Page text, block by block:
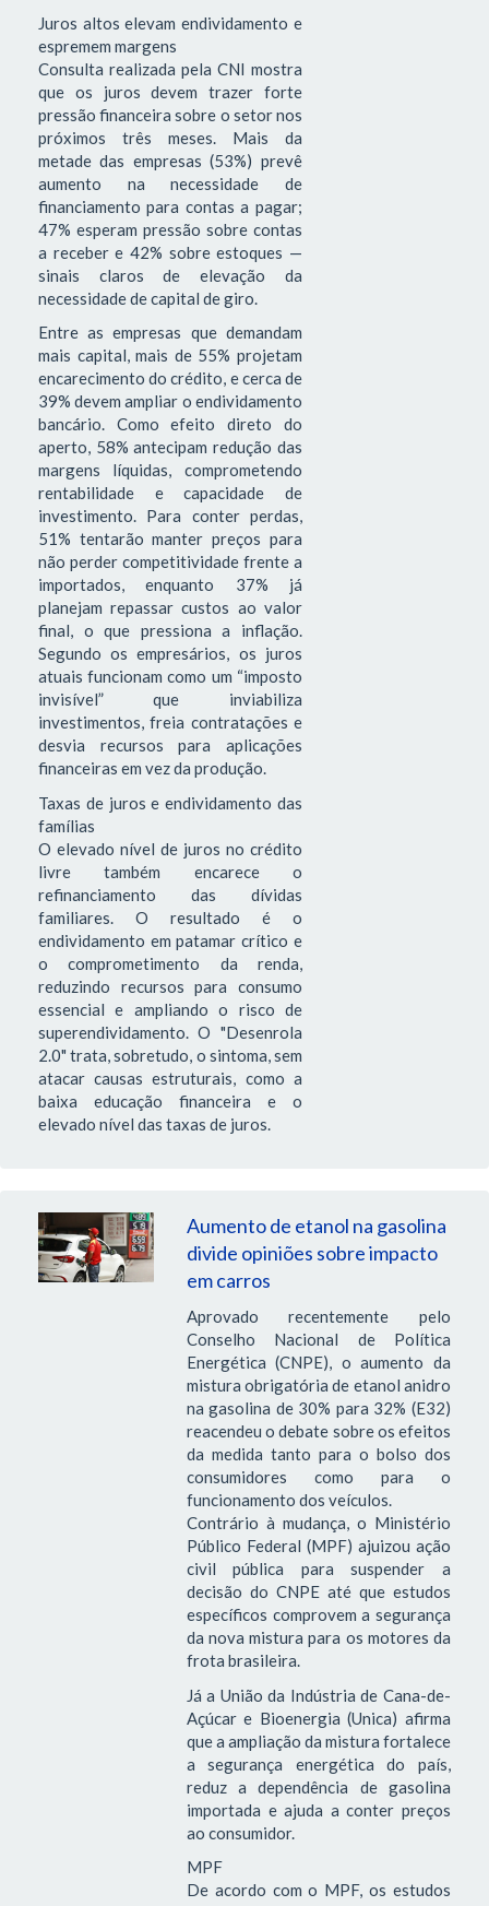
Juros altos elevam endividamento e
espremem margens
Consulta realizada pela CNI mostra
que os juros devem trazer forte
pressão financeira sobre o setor nos
próximos três meses. Mais da
metade das empresas (53%) prevê
aumento na necessidade de
financiamento para contas a pagar;
47% esperam pressão sobre contas
a receber e 42% sobre estoques —
sinais claros de elevação da
necessidade de capital de giro.
Entre as empresas que demandam
mais capital, mais de 55% projetam
encarecimento do crédito, e cerca de
39% devem ampliar o endividamento
bancário. Como efeito direto do
aperto, 58% antecipam redução das
margens líquidas, comprometendo
rentabilidade e capacidade de
investimento. Para conter perdas,
51% tentarão manter preços para
não perder competitividade frente a
importados, enquanto 37% já
planejam repassar custos ao valor
final, o que pressiona a inflação.
Segundo os empresários, os juros
atuais funcionam como um “imposto
invisível” que inviabiliza
investimentos, freia contratações e
desvia recursos para aplicações
financeiras em vez da produção.
Taxas de juros e endividamento das
famílias
O elevado nível de juros no crédito
livre também encarece o
refinanciamento das dívidas
familiares. O resultado é o
endividamento em patamar crítico e
o comprometimento da renda,
reduzindo recursos para consumo
essencial e ampliando o risco de
superendividamento. O "Desenrola
2.0" trata, sobretudo, o sintoma, sem
atacar causas estruturais, como a
baixa educação financeira e o
elevado nível das taxas de juros.
Aumento de etanol na gasolina
divide opiniões sobre impacto
em carros
Aprovado recentemente pelo
Conselho Nacional de Política
Energética (CNPE), o aumento da
mistura obrigatória de etanol anidro
na gasolina de 30% para 32% (E32)
reacendeu o debate sobre os efeitos
da medida tanto para o bolso dos
consumidores como para o
funcionamento dos veículos.
Contrário à mudança, o Ministério
Público Federal (MPF) ajuizou ação
civil pública para suspender a
decisão do CNPE até que estudos
específicos comprovem a segurança
da nova mistura para os motores da
frota brasileira.
Já a União da Indústria de Cana-de-
Açúcar e Bioenergia (Unica) afirma
que a ampliação da mistura fortalece
a segurança energética do país,
reduz a dependência de gasolina
importada e ajuda a conter preços
ao consumidor.
MPF
De acordo com o MPF, os estudos